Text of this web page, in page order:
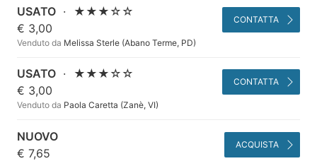
USATO ·
★★★☆☆
€ 3,00
Venduto da Melissa Sterle (Abano Terme, PD)
CONTATTA
USATO ·
★★★☆☆
€ 3,00
Venduto da Paola Caretta (Zanè, VI)
CONTATTA
NUOVO
€ 7,65
ACQUISTA